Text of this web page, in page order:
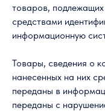
товаров,
средствами
информационную
Товары, сведения о
нанесенных на них
переданы в
переданы с